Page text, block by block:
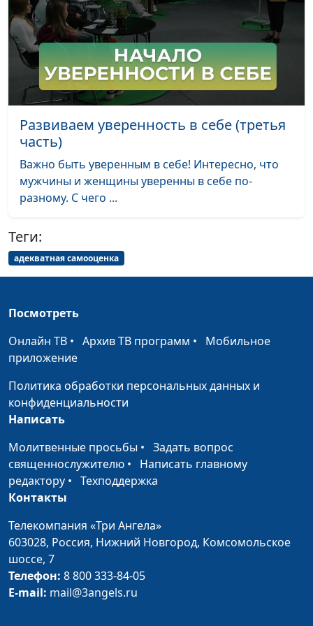
оздоровлению
Как обеспечивать
себя энергией на
целый день?
Мария Бородеева,
специалист по
модификации образа
жизни и
немедикаментозному
оздоровлению
#240
Что делать, если
утром трудно
вставать
специалист по
модификации образа
Как приучить себя
немедикаментозному
оздоровлению
Что делать, если
некоторые продукты
стали плохо
усваиваться?
специалист по
немедикаментозному
оздоровлению
Что делать, чтобы
модификации образа
жизни и
Когда лучше делать
Развиваем уверенность в себе (третья
часть)
Важно быть уверенным в себе! Интересно, что
мужчины и женщины уверенны в себе по-
разному. С чего ...
Теги:
адекватная самооценка
Посмотреть
Онлайн ТВ • Архив ТВ программ • Мобильное
приложение
Политика обработки персональных данных и
конфиденциальности
Написать
Молитвенные просьбы • Задать вопрос
священнослужителю • Написать главному
редактору • Техподдержка
Контакты
Телекомпания «Три Ангела»
603028, Россия, Нижний Новгород, Комсомольское
шоссе, 7
Телефон: 8 800 333-84-05
E-mail: mail@3angels.ru